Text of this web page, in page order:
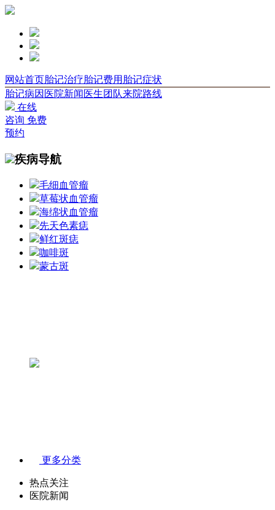
网站首页胎记治疗胎记费用 胎记症状
胎记病因 医院新闻 医生团队来院路线
在线
咨询 免费
预约
疾病导航
毛细血管瘤
草莓状血管瘤
海绵状血管瘤
先天色素痣
鲜红斑痣
咖啡斑
蒙古斑
更多分类
热点关注
医院新闻